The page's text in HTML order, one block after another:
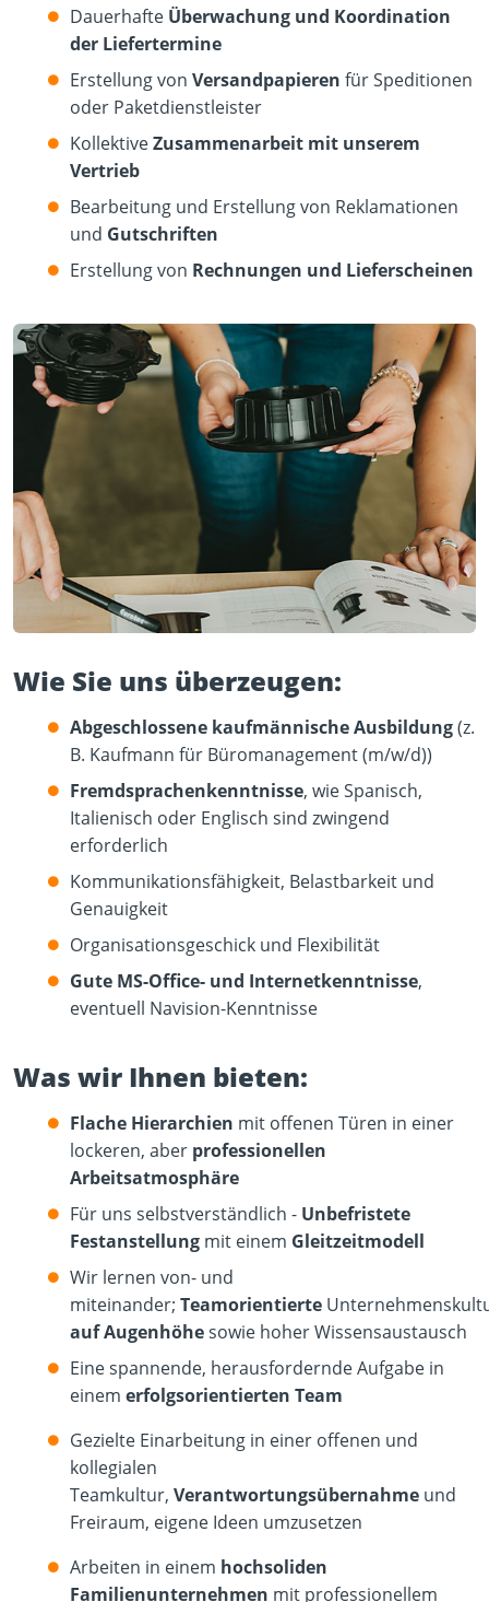
Dauerhafte Überwachung und Koordination
der Liefertermine
Erstellung von Versandpapieren für Speditionen
oder Paketdienstleister
KollektiveZusammenarbeit mit unserem
Vertrieb
Bearbeitung und Erstellung von Reklamationen
und Gutschriften
Erstellung von Rechnungen und Lieferscheinen
Wie Sie uns überzeugen:
Abgeschlossene kaufmännische Ausbildung(z.
B. Kaufmann für Büromanagement (m/w/d))
Fremdsprachenkenntnisse, wie Spanisch,
Italienisch oder Englisch sind zwingend
erforderlich
Kommunikationsfähigkeit, Belastbarkeit und
Genauigkeit
Organisationsgeschick und Flexibilität
Gute MS-Office- und Internetkenntnisse,
eventuell Navision-Kenntnisse
Was wir Ihnen bieten:
Flache Hierarchien mit offenen Türen in einer
lockeren, aber professionellen
Arbeitsatmosphäre
Für uns selbstverständlich - Unbefristete
Festanstellung mit einem Gleitzeitmodell
Wir lernen von- und
miteinander; Teamorientierte
auf Augenhöhesowie hoher Wissensaustausch
Eine spannende, herausfordernde Aufgabe in
einem erfolgsorientierten Team
Gezielte Einarbeitung in einer offenen und
kollegialen
Teamkultur, Verantwortungsübernahme und
Freiraum, eigene Ideen umzusetzen
Arbeiten in einem hochsoliden
Familienunternehmen mit professionellem